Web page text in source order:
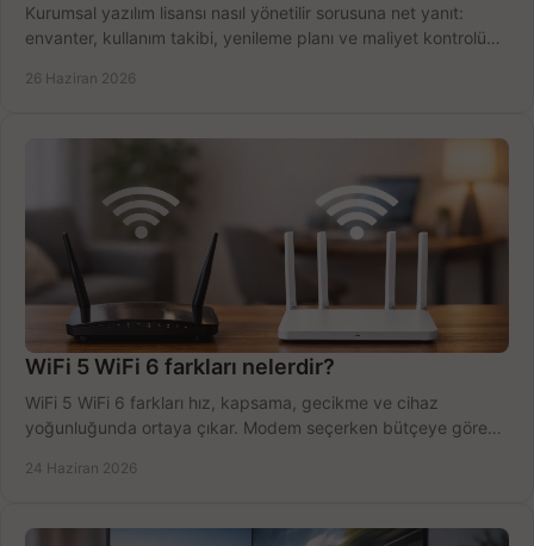
Kurumsal yazılım lisansı nasıl yönetilir sorusuna net yanıt:
envanter, kullanım takibi, yenileme planı ve maliyet kontrolü
26 Haziran 2026
WiFi 5 WiFi 6 farkları nelerdir?
WiFi 5 WiFi 6 farkları hız, kapsama, gecikme ve cihaz
yoğunluğunda ortaya çıkar. Modem seçerken bütçeye göre
24 Haziran 2026